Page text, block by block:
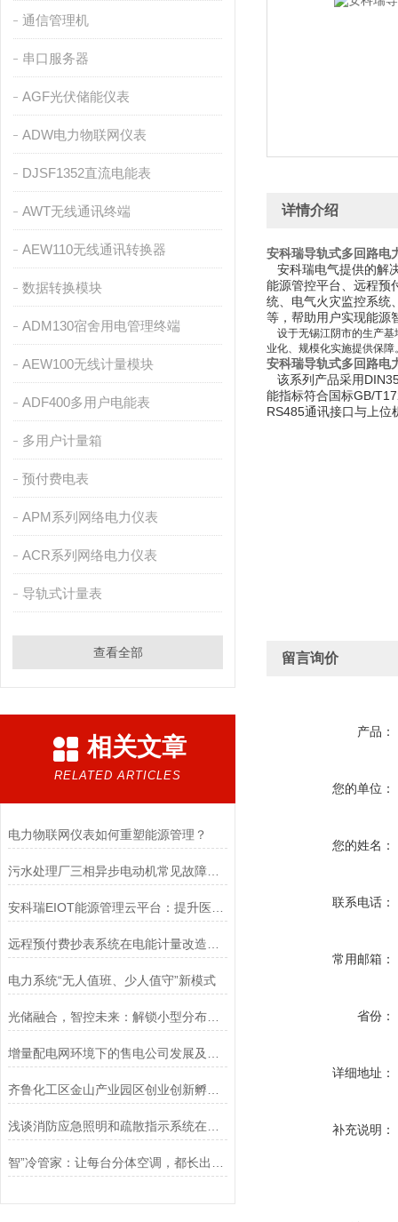
通信管理机
串口服务器
AGF光伏储能仪表
ADW电力物联网仪表
DJSF1352直流电能表
AWT无线通讯终端
AEW110无线通讯转换器
数据转换模块
ADM130宿舍用电管理终端
AEW100无线计量模块
ADF400多用户电能表
多用户计量箱
预付费电表
APM系列网络电力仪表
ACR系列网络电力仪表
导轨式计量表
查看全部
相关文章
RELATED ARTICLES
电力物联网仪表如何重塑能源管理？
污水处理厂三相异步电动机常见故障维修和保护
电力系统“无人值班、少人值守”新模式
光储融合，智控未来：解锁小型分布式系统并网新范式
浅谈消防应急照明和疏散指示系统在酸再生厂房的设计应用
详情介绍
安科瑞导轨式多回路电
安科瑞电气提供的解
能源管控平台、远程预
统、电气火灾监控系统
等，帮助用户实现能源
设于无锡江阴市的生产
业化、规模化实施提供保
安科瑞导轨式多回路电
该系列产品采用
能指标符合国标GB/
RS485通讯接口与上位
留言询价
产品：
您的单位：
您的姓名：
联系电话：
常用邮箱：
省份：
详细地址：
补充说明：